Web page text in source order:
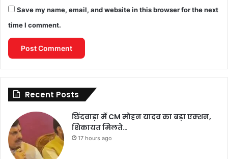
Save my name, email, and website in this browser for the next
time I comment.
Recent Posts
छिंदवाड़ा में CM मोहन यादव का बड़ा एक्शन,
शिकायत मिलते…
17 hours ago